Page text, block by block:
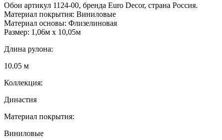
Обои артикул 1124-00, бренда Euro Decor, страна Россия.
Материал покрытия: Виниловые
Материал основы: Флизелиновая
Размер: 1,06м х 10,05м
Длина рулона:
10.05 м
Коллекция:
Династия
Материал покрытия:
Виниловые